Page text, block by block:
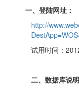
一、登陆网址：
http://
试用时间：
二、数据库说明